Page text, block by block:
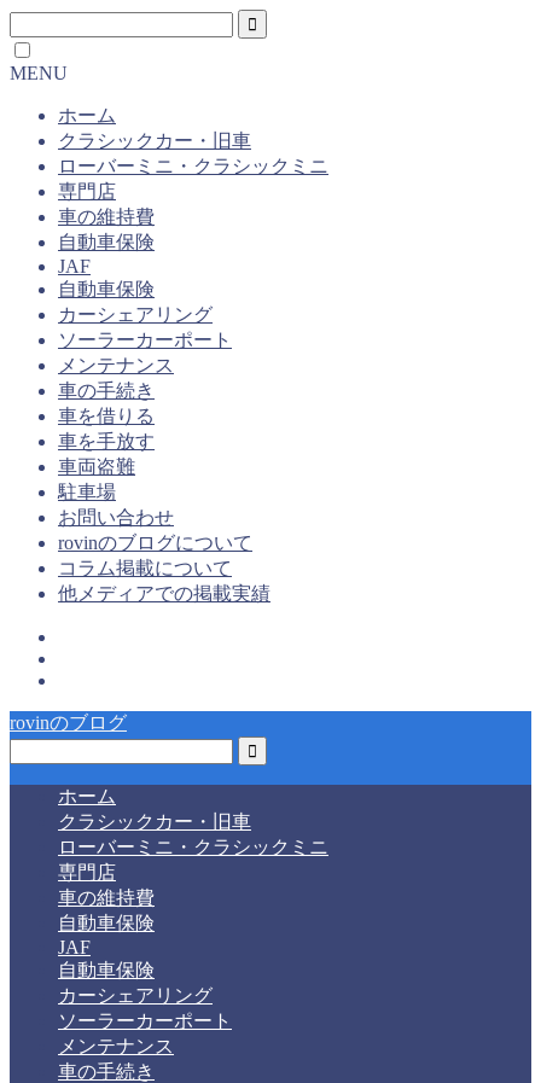
MENU
ホーム
クラシックカー・旧車
ローバーミニ・クラシックミニ
専門店
車の維持費
自動車保険
JAF
自動車保険
カーシェアリング
ソーラーカーポート
メンテナンス
車の手続き
車を借りる
車を手放す
車両盗難
駐車場
お問い合わせ
rovinのブログについて
コラム掲載について
他メディアでの掲載実績
rovinのブログ
ホーム
クラシックカー・旧車
ローバーミニ・クラシックミニ
専門店
車の維持費
自動車保険
JAF
自動車保険
カーシェアリング
ソーラーカーポート
メンテナンス
車の手続き